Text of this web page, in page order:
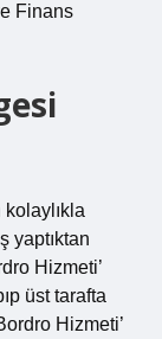
Finans
yaptıktan
Hizmeti’
üst tarafta
Hizmeti’